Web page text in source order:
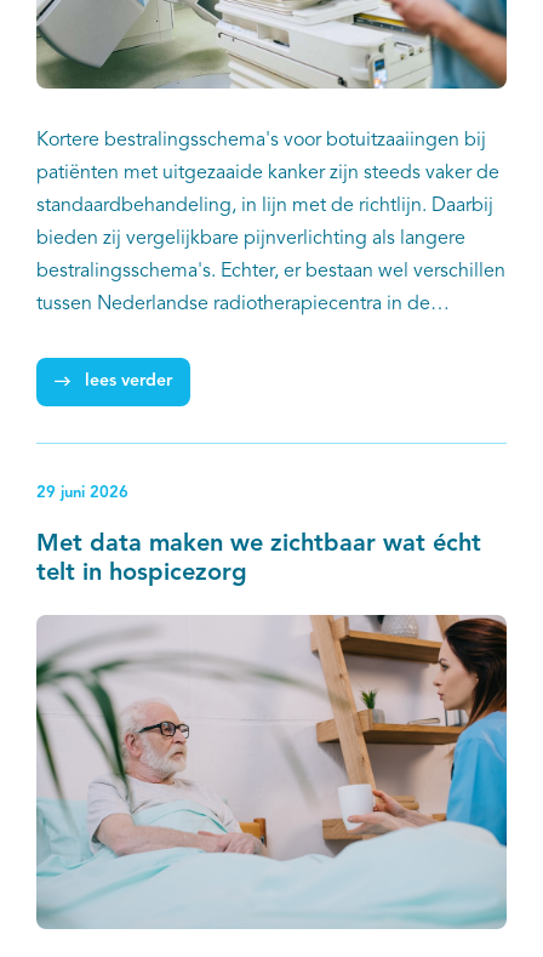
Kortere bestralingsschema's voor botuitzaaiingen bij
patiënten met uitgezaaide kanker zijn steeds vaker de
standaardbehandeling, in lijn met de richtlijn. Daarbij
bieden zij vergelijkbare pijnverlichting als langere
bestralingsschema's. Echter, er bestaan wel verschillen
tussen Nederlandse radiotherapiecentra in de
blijkt uit een landelijke studie van onderzoekers van
IKNL, het LUMC en tien Nederlandse
lees verder
29 juni 2026
Met data maken we zichtbaar wat écht
telt in hospicezorg